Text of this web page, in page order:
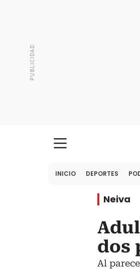
INICIO DEPORTES
Neiva
dos
Al